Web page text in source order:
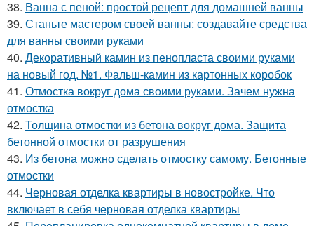
38. Ванна с пеной: простой рецепт для домашней ванны
39. Станьте мастером своей ванны: создавайте средства
для ванны своими руками
40. Декоративный камин из пенопласта своими руками
на новый год. №1. Фальш-камин из картонных коробок
41. Отмостка вокруг дома своими руками. Зачем нужна
отмостка
42. Толщина отмостки из бетона вокруг дома. Защита
бетонной отмостки от разрушения
43. Из бетона можно сделать отмостку самому. Бетонные
отмостки
44. Черновая отделка квартиры в новостройке. Что
включает в себя черновая отделка квартиры